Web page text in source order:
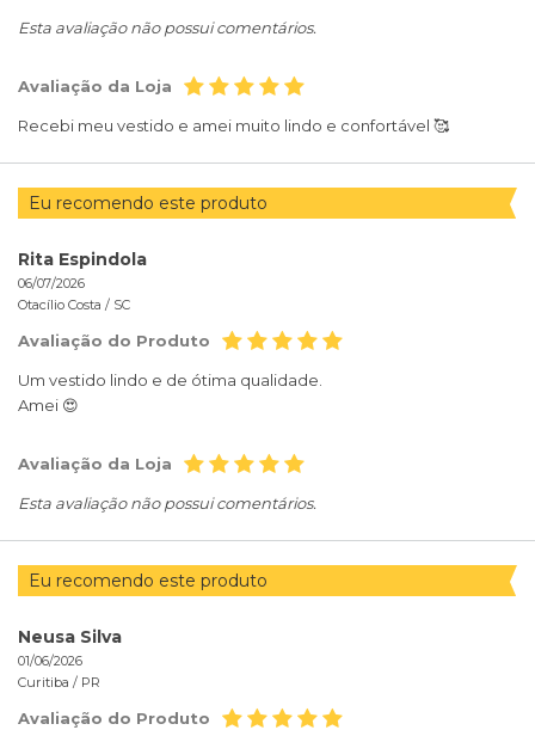
Esta avaliação não possui comentários.
Avaliação da Loja
Recebi meu vestido e amei muito lindo e confortável 🥰
Eu recomendo este produto
Rita Espindola
06/07/2026
Otacílio Costa / SC
Avaliação do Produto
Um vestido lindo e de ótima qualidade.
Amei 😍
Avaliação da Loja
Esta avaliação não possui comentários.
Eu recomendo este produto
Neusa Silva
01/06/2026
Curitiba / PR
Avaliação do Produto